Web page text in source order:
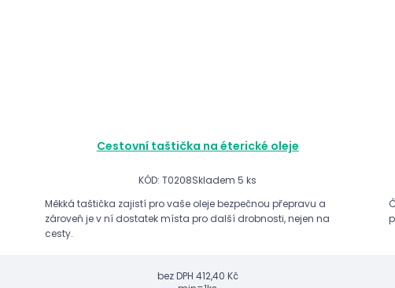
Cestovní taštička na éterické oleje
KÓD: T0208Skladem 5 ks
Měkká taštička zajistí pro vaše oleje bezpečnou přepravu a
zároveň je v ní dostatek místa pro další drobnosti, nejen na
cesty.
bez DPH 412,40 Kč